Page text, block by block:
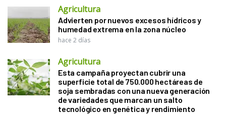
Agricultura
Advierten por nuevos excesos hídricos y
humedad extrema en la zona núcleo
hace 2 días
Agricultura
Esta campaña proyectan cubrir una
superficie total de 750.000 hectáreas de
soja sembradas con una nueva generación
de variedades que marcan un salto
tecnológico en genética y rendimiento